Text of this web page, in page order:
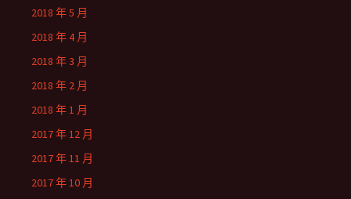
2018 年 5 月
2018 年 4 月
2018 年 3 月
2018 年 2 月
2018 年 1 月
2017 年 12 月
2017 年 11 月
2017 年 10 月